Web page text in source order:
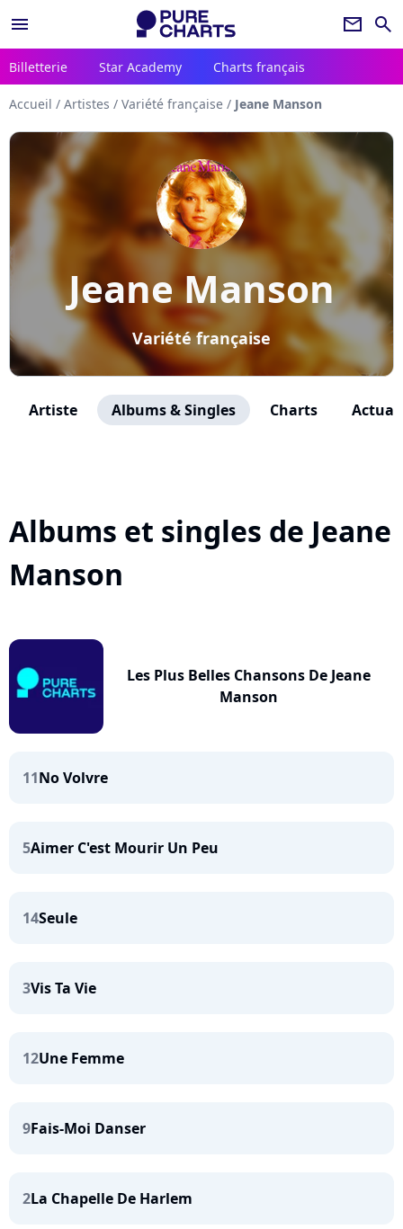
menu newsletter search
Billetterie Star Academy Charts français
Accueil / Artistes / Variété française / Jeane Manson
Jeane Manson
Variété française
Artiste Albums & Singles Charts
Albums et singles de Jeane
Manson
Les Plus Belles Chansons De Jeane
Manson
11No Volvre
5Aimer C'est Mourir Un Peu
14Seule
3Vis Ta Vie
12Une Femme
9Fais-Moi Danser
2La Chapelle De Harlem